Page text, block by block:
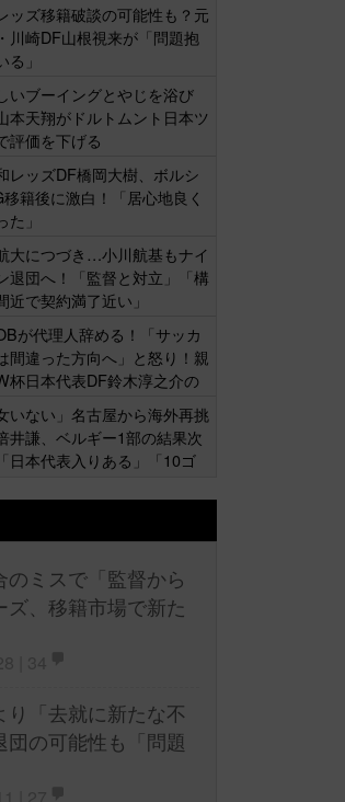
ッズ移籍破談の可能性も？元
川崎DF山根視来が「問題抱
る」
いブーイングとやじを浴び
本天翔がドルトムント日本ツ
評価を下げる
レッズDF橋岡大樹、ボルシ
移籍後に激白！「居心地良く
た」
大につづき…小川航基もナイ
退団へ！「監督と対立」「構
近で契約満了近い」
が代理人辞める！「サッカ
間違った方向へ」と怒り！親
杯日本代表DF鈴木淳之介の
いない」名古屋から海外再挑
井謙、ベルギー1部の結果次
日本代表入りある」「10ゴ
のミスで「監督から
、移籍市場で新た
り「去就に新たな不
の可能性も「問題